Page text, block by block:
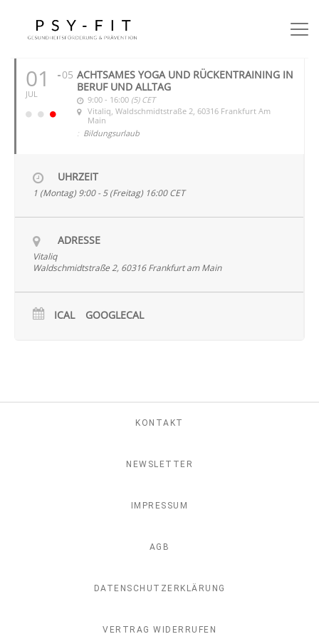
JULI 2024
01
JUL
05 ACHTSAMES YOGA UND RÜCKENTRAINING IN
BERUF UND ALLTAG
9:00 - 16:00 (5) CET
Vitaliq, Waldschmidtstraße 2, 60316 Frankfurt Am
Main
: Bildungsurlaub
UHRZEIT
1 (Montag) 9:00 - 5 (Freitag) 16:00CET
ADRESSE
Vitaliq
Waldschmidtstraße 2, 60316 Frankfurt am Main
ICAL GOOGLECAL
KONTAKT
NEWSLETTER
IMPRESSUM
AGB
DATENSCHUTZERKLÄRUNG
VERTRAG WIDERRUFEN